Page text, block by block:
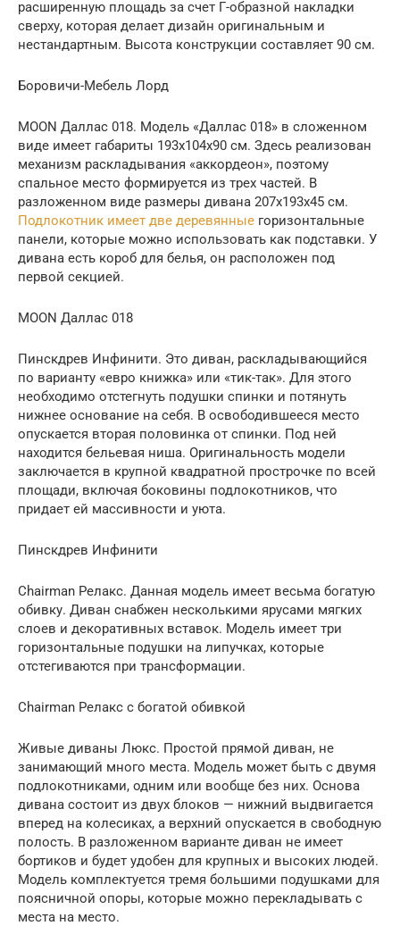
расширенную площадь за счет Г-образной накладки
сверху, которая делает дизайн оригинальным и
нестандартным. Высота конструкции составляет 90 см.
Боровичи-Мебель Лорд
MOON Даллас 018. Модель «Даллас 018» в сложенном
виде имеет габариты 193х104х90 см. Здесь реализован
механизм раскладывания «аккордеон», поэтому
спальное место формируется из трех частей. В
разложенном виде размеры дивана 207х193х45 см.
Подлокотник имеет две деревянные горизонтальные
панели, которые можно использовать как подставки. У
дивана есть короб для белья, он расположен под
первой секцией.
MOON Даллас 018
Пинскдрев Инфинити. Это диван, раскладывающийся
по варианту «евро книжка» или «тик-так». Для этого
необходимо отстегнуть подушки спинки и потянуть
нижнее основание на себя. В освободившееся место
опускается вторая половинка от спинки. Под ней
находится бельевая ниша. Оригинальность модели
заключается в крупной квадратной прострочке по всей
площади, включая боковины подлокотников, что
придает ей массивности и уюта.
Пинскдрев Инфинити
Chairman Релакс. Данная модель имеет весьма богатую
обивку. Диван снабжен несколькими ярусами мягких
слоев и декоративных вставок. Модель имеет три
горизонтальные подушки на липучках, которые
отстегиваются при трансформации.
Chairman Релакс с богатой обивкой
Живые диваны Люкс. Простой прямой диван, не
занимающий много места. Модель может быть с двумя
подлокотниками, одним или вообще без них. Основа
дивана состоит из двух блоков — нижний выдвигается
вперед на колесиках, а верхний опускается в свободную
полость. В разложенном варианте диван не имеет
бортиков и будет удобен для крупных и высоких людей.
Модель комплектуется тремя большими подушками для
поясничной опоры, которые можно перекладывать с
места на место.